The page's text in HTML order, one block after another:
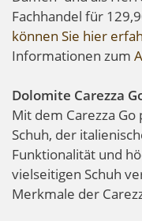
Fachhandel für
können Sie hier
Informationen zum
Dolomite Carezza
Mit dem Carezza
Schuh, der
Funktionalität und
vielseitigen Schuh
Merkmale der